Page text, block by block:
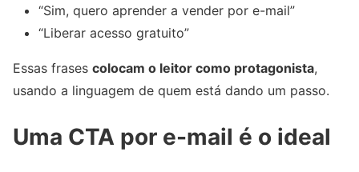
“Sim, quero aprender a vender por e-mail”
“Liberar acesso gratuito”
Essas frases colocam o leitor como protagonista,
usando a linguagem de quem está dando um passo.
Uma CTA por e-mail é o ideal